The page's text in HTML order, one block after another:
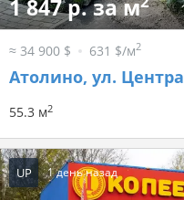
1 847 р. за м
≈ 34 900 $ 631 $/м2
Атолино, ул.
55.3 м2
UP 1 день назад